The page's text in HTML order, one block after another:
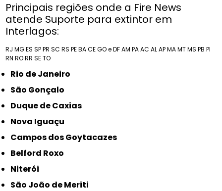
Principais regiões onde a Fire News
atende Suporte para extintor em
Interlagos:
RJ MGES SPPR SC RS PEBACEGO e DFAM PAAC ALAPMAMTMS PB PI
RN RORR SETO
Rio de Janeiro
São Gonçalo
Duque de Caxias
Nova Iguaçu
Campos dos Goytacazes
Belford Roxo
Niterói
São João de Meriti